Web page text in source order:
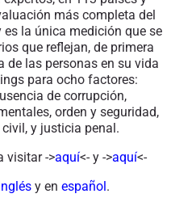
más completa del
es la única medición que se
que reflejan, de primera
de las personas en su vida
para ocho factores:
de corrupción,
orden y seguridad,
y justicia penal.
visitar ->aquí<- y ->aquí<-
y en español.